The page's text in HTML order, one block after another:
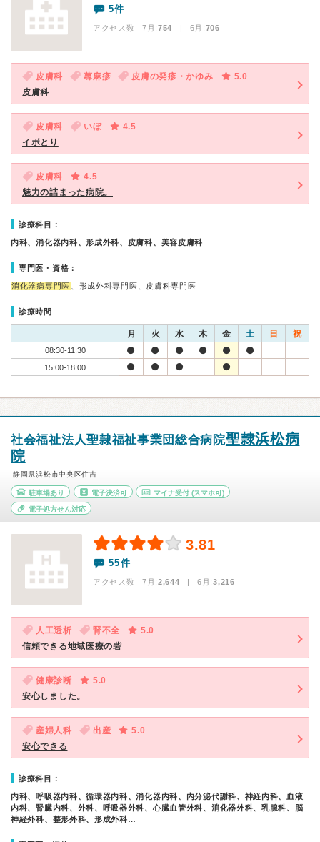
5件
アクセス数 7月:754 | 6月:706
皮膚科 蕁麻疹 皮膚の発疹・かゆみ
5.0
皮膚科
皮膚科 いぼ
4.5
イボとり
皮膚科
4.5
魅力の詰まった病院。
診療科目：
内科、消化器内科、形成外科、皮膚科、美容皮膚科
専門医・資格：
消化器病専門医 、形成外科専門医、皮膚科専門医
診療時間
月 火 水 木 金 土 日 祝
08:30-11:30
15:00-18:00
社会福祉法人聖隷福祉事業団総合病院聖隷浜松病
院
静岡県浜松市中央区住吉
駐車場あり 電子決済可 マイナ受付 (スマホ可)
電子処方せん対応
3.81
55件
アクセス数 7月:2,644 | 6月:3,216
人工透析 腎不全
5.0
信頼できる地域医療の砦
健康診断
5.0
安心しました。
産婦人科 出産
5.0
安心できる
診療科目：
内科、呼吸器内科、循環器内科、消化器内科、内分泌代謝科、神経内科、血液
内科、腎臓内科、外科、呼吸器外科、心臓血管外科、消化器外科、乳腺科、脳
神経外科、整形外科、形成外科…